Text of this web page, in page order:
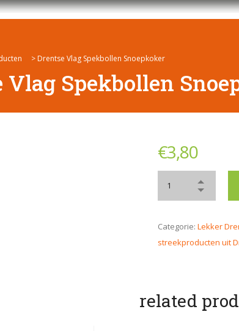
> Drentse Vlag Spekbollen Snoepkoker
Vlag Spekbollen
€3,80
Categorie: Lekker
streekproducten uit
related